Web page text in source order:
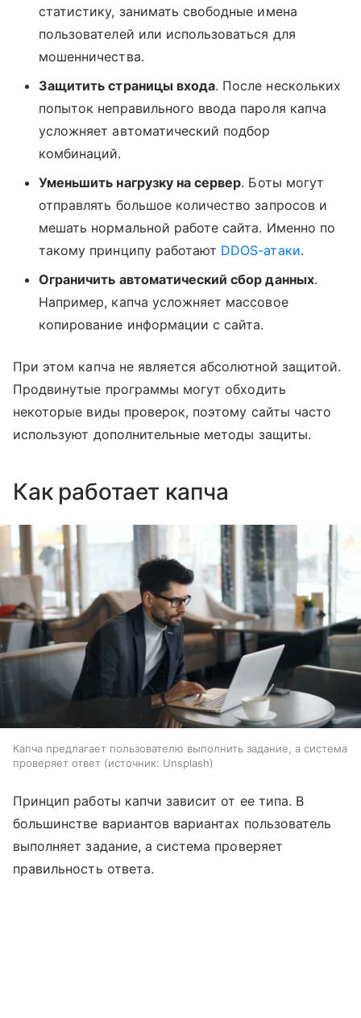
статистику, занимать свободные имена
пользователей или использоваться для
мошенничества.
Защитить страницы входа. После нескольких
попыток неправильного ввода пароля капча
усложняет автоматический подбор
комбинаций.
Уменьшить нагрузку на сервер. Боты могут
отправлять большое количество запросов и
мешать нормальной работе сайта. Именно по
такому принципу работают DDOS-атаки.
Ограничить автоматический сбор данных.
Например, капча усложняет массовое
копирование информации с сайта.
При этом капча не является абсолютной защитой.
Продвинутые программы могут обходить
некоторые виды проверок, поэтому сайты часто
используют дополнительные методы защиты.
Как работает капча
Капча предлагает пользователю выполнить задание, а система
проверяет ответ
источник: Unsplash
Принцип работы капчи зависит от ее типа. В
большинстве вариантов вариантах пользователь
выполняет задание, а система проверяет
правильность ответа.